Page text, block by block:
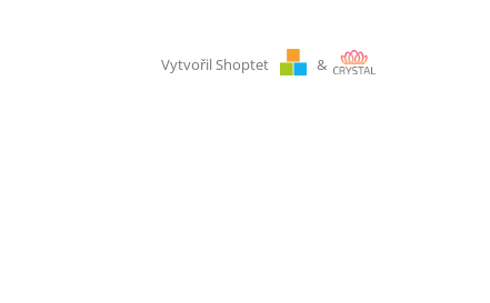
Vytvořil Shoptet &